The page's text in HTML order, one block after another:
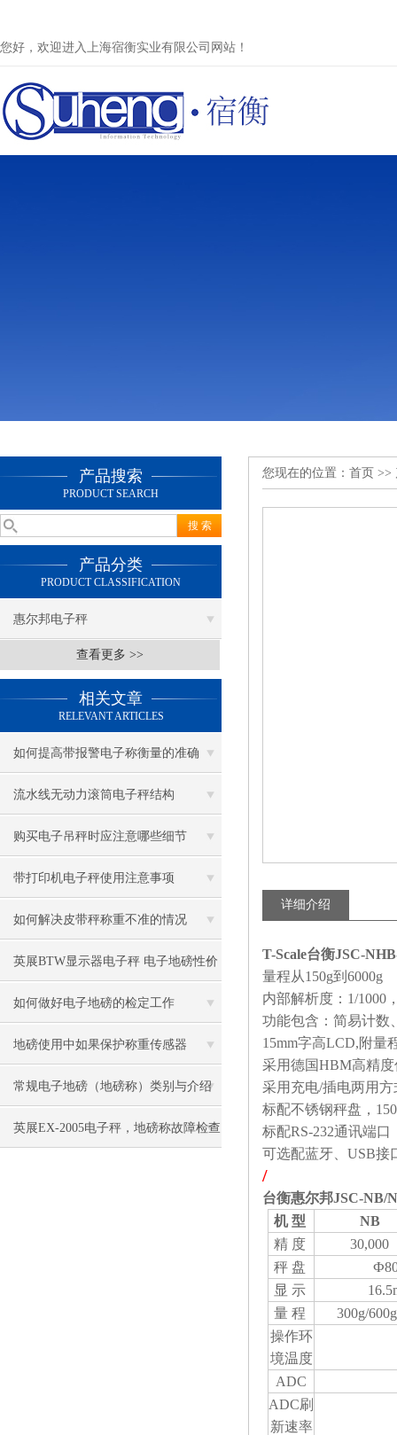
您好，欢迎进入上海宿衡实业有限公司网站！
产品搜索
PRODUCT SEARCH
产品分类
PRODUCT CLASSIFICATION
惠尔邦电子秤
查看更多 >>
相关文章
RELEVANT ARTICLES
如何提高带报警电子称衡量的准确
度？
流水线无动力滚筒电子秤结构
购买电子吊秤时应注意哪些细节
带打印机电子秤使用注意事项
如何解决皮带秤称重不准的情况
英展BTW显示器电子秤 电子地磅性价
比高
如何做好电子地磅的检定工作
地磅使用中如果保护称重传感器
常规电子地磅（地磅称）类别与介绍
英展EX-2005电子秤，地磅称故障检查
您现在的位置： 首页 >>
详细介绍
T-Scale台衡JSC-
量程从150g到6000g
内部解析度：1/1000
功能包含：简易计数
15mm字高LCD,附量
采用德国HBM高精
采用充电/插电两用
标配不锈钢秤盘，
标配RS-232通讯端
可选配蓝牙、USB接
/
台衡惠尔邦JSC-NB/
机 型
NB
精 度
30,000
秤 盘
显 示
量 程
300g/
操作环
境温度
ADC
ADC刷
新速率